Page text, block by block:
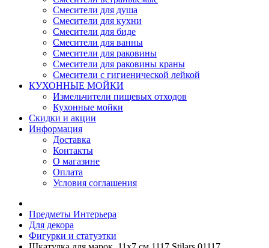
Смесители для душа
Смесители для кухни
Смесители для биде
Смесители для ванны
Смесители для раковины
Смесители для раковины краны
Смесители с гигиенической лейкой
КУХОННЫЕ МОЙКИ
Измельчители пищевых отходов
Кухонные мойки
Скидки и акции
Информация
Доставка
Контакты
О магазине
Оплата
Условия соглашения
Предметы Интерьера
Для декора
Фигурки и статуэтки